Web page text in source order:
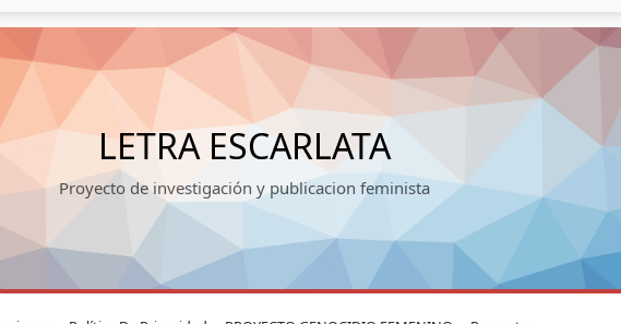
LETRA ESCARLATA
Proyecto de investigación y publicacion feminista